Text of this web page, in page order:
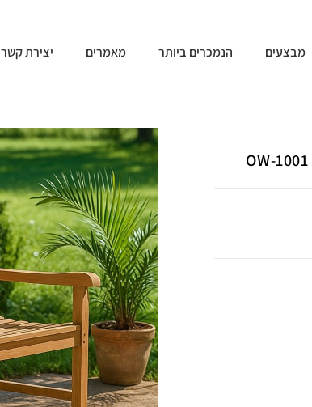
מבצעים הנמכרים ביותר מאמרים יצירת קשר